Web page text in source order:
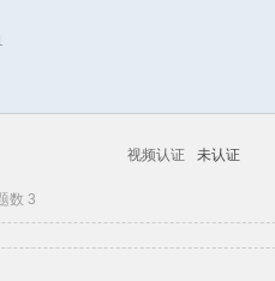
视频认证 未认证
数 3